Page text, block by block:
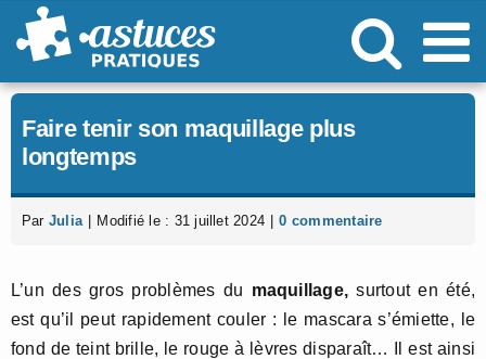
Passer
au
Faire tenir son maquillage plus
longtemps
Par Julia Modifié le : 31 juillet 2024 0 commentaire
L’un des gros problèmes du maquillage, surtout en été,
est qu’il peut rapidement couler : le mascara s’émiette, le
fond de teint brille, le rouge à lèvres disparaît… Il est ainsi